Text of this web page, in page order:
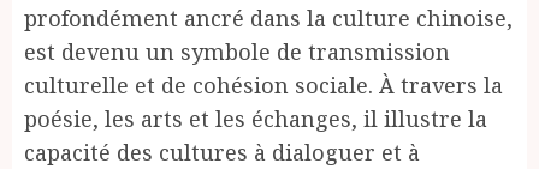
profondément ancré dans la culture chinoise,
est devenu un symbole de transmission
culturelle et de cohésion sociale. À travers la
poésie, les arts et les échanges, il illustre la
capacité des cultures à dialoguer et à